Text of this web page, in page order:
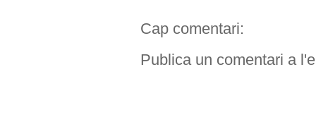
Cap comentari:
Publica un comentari a